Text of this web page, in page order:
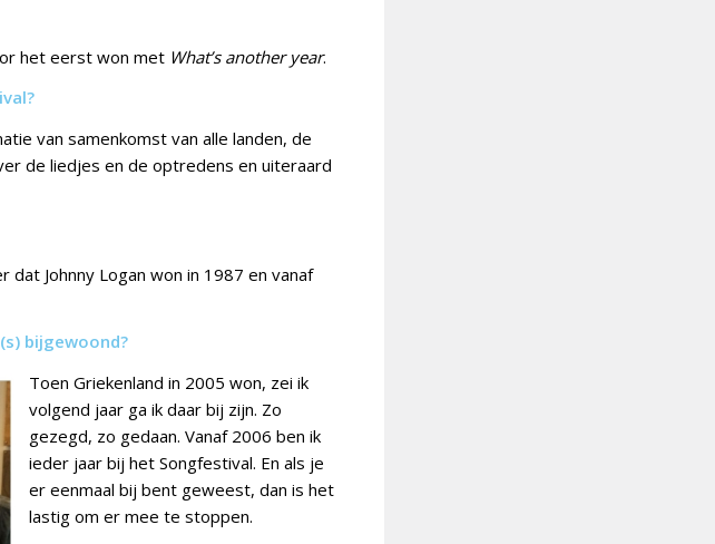
het eerst won met What’s another year.
van samenkomst van alle landen, de
de liedjes en de optredens en uiteraard
Johnny Logan won in 1987 en vanaf
bijgewoond?
Toen Griekenland in 2005 won, zei ik
volgend jaar ga ik daar bij zijn. Zo
gezegd, zo gedaan. Vanaf 2006 ben ik
ieder jaar bij het Songfestival. En als je
er eenmaal bij bent geweest, dan is het
lastig om er mee te stoppen.